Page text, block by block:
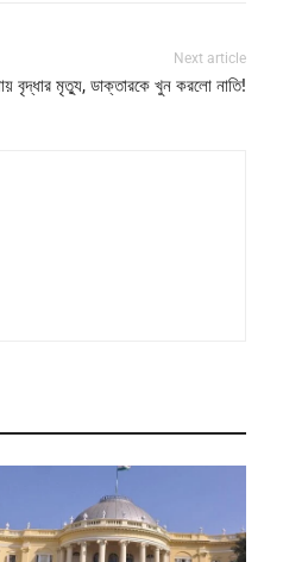
Next article
বৃদ্ধার মৃত্যু, ডাক্তারকে খুন করলো নাতি!